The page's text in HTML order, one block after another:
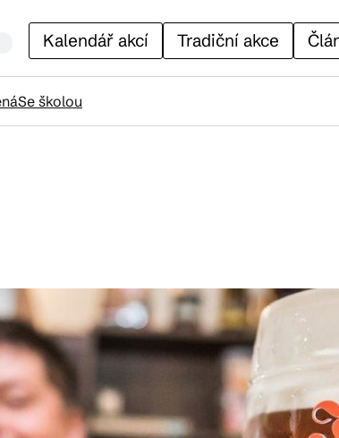
Kalendář akcí Tradiční akce
Se školou